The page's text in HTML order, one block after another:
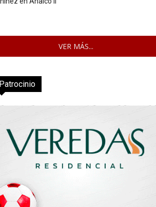
VER MÁS...